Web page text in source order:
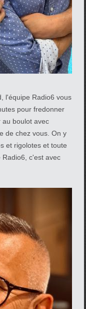
l'équipe Radio6 vous
pour fredonner
au boulot avec
de chez vous. On y
et rigolotes et toute
c'est avec